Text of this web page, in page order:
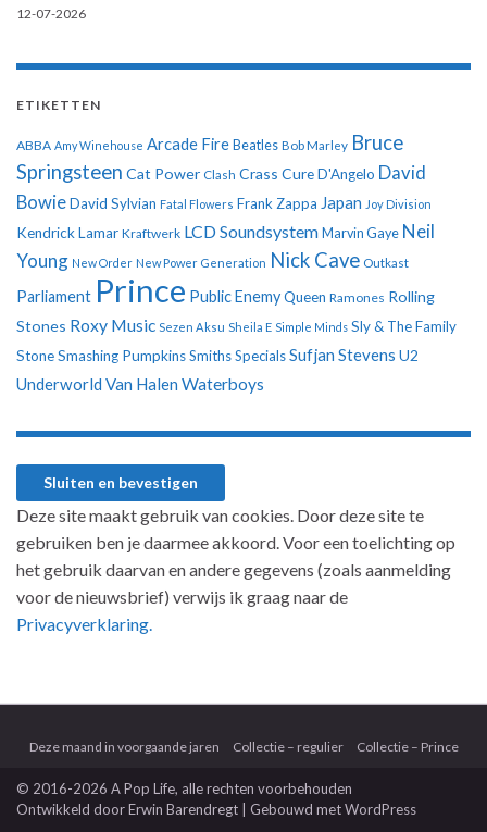
12-07-2026
ETIKETTEN
ABBA Amy Winehouse Arcade Fire Beatles Bob Marley Bruce
Springsteen Cat Power Clash Crass CureD'Angelo David
BowieDavid Sylvian Fatal Flowers Frank Zappa Japan Joy Division
Kendrick Lamar Kraftwerk LCD Soundsystem Marvin Gaye Neil
Young New Order New Power Generation Nick Cave Outkast
Parliament Prince Public EnemyQueen Ramones Rolling
Stones Roxy Music Sezen Aksu Sheila E Simple Minds Sly & The Family
StoneSmashing PumpkinsSmithsSpecialsSufjan Stevens U2
Underworld Van Halen Waterboys
Deze site maakt gebruik van cookies. Door deze site te
gebruiken ben je daarmee akkoord. Voor een toelichting op
het gebruik daarvan en andere gegevens (zoals aanmelding
voor de nieuwsbrief) verwijs ik graag naar de
Privacyverklaring.
Deze maand in voorgaande jaren Collectie – regulier Collectie – Prince
© 2016-2026 A Pop Life, alle rechten voorbehouden
Ontwikkeld doorErwin Barendregt | Gebouwd metWordPress